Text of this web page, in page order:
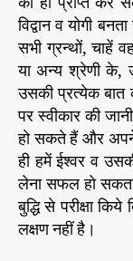
विद्वान व योगी
सभी ग्रन्थों, चाहें
या अन्य श्रेणी के,
उसकी प्रत्येक बात
पर स्वीकार की
हो सकते हैं और
ही हमें ईश्वर व
लेना सफल हो
बुद्धि से परीक्षा
लक्षण नहीं है।